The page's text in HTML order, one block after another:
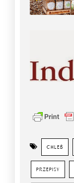
CHLEB
PRZEPISY